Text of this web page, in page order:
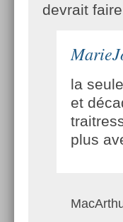
devrait
la
et
plus